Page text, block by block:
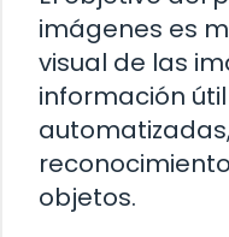
imágenes es
visual de las
información
objetos.